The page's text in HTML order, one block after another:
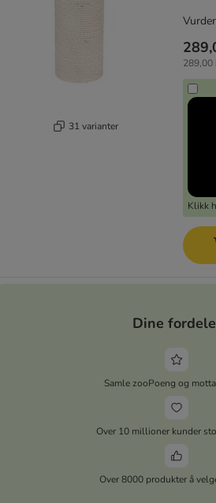
31 varianter
289,00
Klikk
Dine
Samle zooPoeng og
Over 10 millioner kunder
Over 8000 produkter å